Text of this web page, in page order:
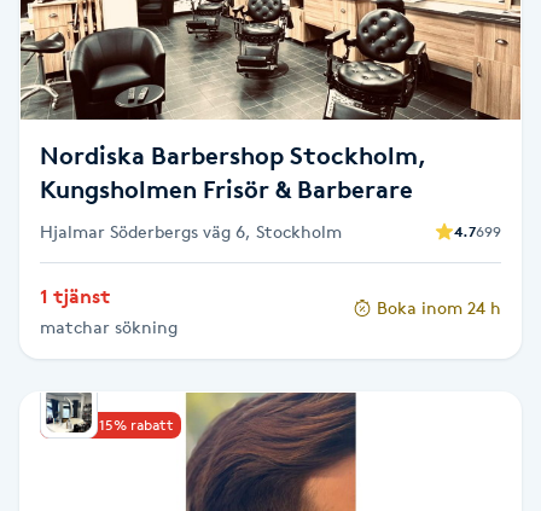
D
Damklippning
Diamantslipning
Enzympeeling
Extensions borttagning
Nordiska Barbershop Stockholm,
Kungsholmen Frisör & Barberare
Hjalmar Söderbergs väg 6, Stockholm 4.7699
1 tjänst
matchar sökning
Boka inom 24 h
Upp till 15% rabatt